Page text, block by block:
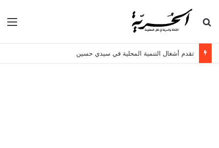
بحث عن
تقدم أشغال التنمية المحلية في سيدي حسين